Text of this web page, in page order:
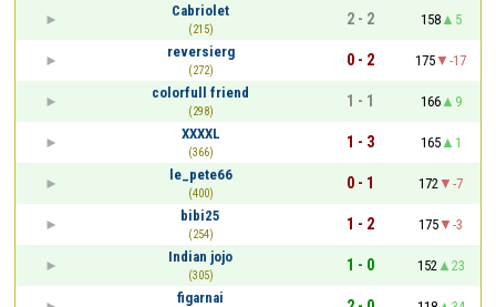
Cabriolet
(215)
2 - 2 158
5
reversierg
(272)
0 - 2 175
-17
colorfull friend
(298)
1 - 1 166
9
XXXXL
(366)
1 - 3 165
1
le_pete66
(400)
0 - 1 172
-7
bibi25
(254)
1 - 2 175
-3
Indian jojo
(305)
1 - 0 152
23
figarnai